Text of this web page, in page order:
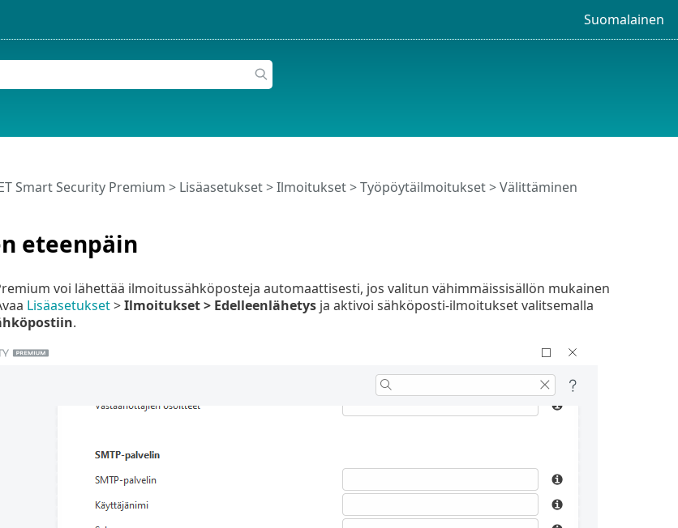
Suomalainen
eteenpäin
Smart Security Premium > Lisäasetukset>Ilmoitukset>Työpöytäilmoitukset> Välittäminen
voi lähettää ilmoitussähköposteja automaattisesti, jos valitun vähimmäissisällön mukainen
Lisäasetukset>Ilmoitukset > Edelleenlähetysja aktivoi sähköposti-ilmoitukset valitsemalla
.